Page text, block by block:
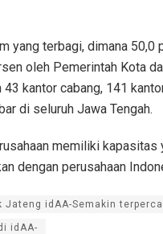
yang terbagi, dimana
oleh Pemerintah Kota
43 kantor cabang, 141
di seluruh Jawa Tengah.
memiliki
dengan perusahaan
Jateng idAA-Semakin
idAA-